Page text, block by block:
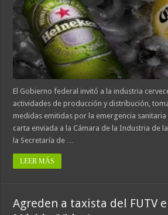
El Gobierno federal invitó a la industria
actividades de producción y distribución,
medidas emitidas por la emergencia sanitaria
carta enviada a la Cámara de la Industria de
la Secretaría de …
LEER MÁS
Agreden a taxista del FUTV